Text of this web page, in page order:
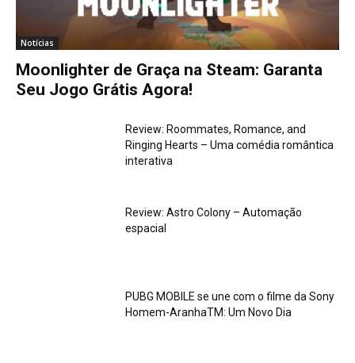
Notícias
Moonlighter de Graça na Steam: Garanta
Seu Jogo Grátis Agora!
Review: Roommates, Romance, and
Ringing Hearts – Uma comédia romântica
interativa
Review: Astro Colony – Automação
espacial
PUBG MOBILE se une com o filme da Sony
Homem-AranhaTM: Um Novo Dia